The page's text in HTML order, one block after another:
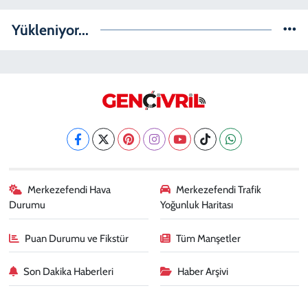
Yükleniyor...
Merkezefendi Hava
Durumu
Merkezefendi Trafik
Yoğunluk Haritası
Puan Durumu ve Fikstür Tüm Manşetler
Son Dakika Haberleri Haber Arşivi